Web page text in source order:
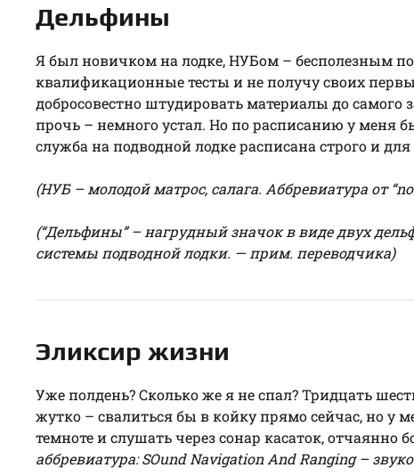
Дельфины
Я был новичком на лодке, НУБом – бесполезным
квалификационные тесты и не получу своих
добросовестно штудировать материалы до самого
прочь – немного устал. Но по расписанию у меня
служба на подводной лодке расписана строго и
(НУБ – молодой матрос, салага. Аббревиатура от
(“Дельфины” – нагрудный значок в виде двух
системы подводной лодки. — прим. переводчика)
Эликсир жизни
Уже полдень? Сколько же я не спал? Тридцать
жутко – свалиться бы в койку прямо сейчас, но у
темноте и слушать через сонар касаток, отчаянно
аббревиатура: SOund Navigation And Ranging –